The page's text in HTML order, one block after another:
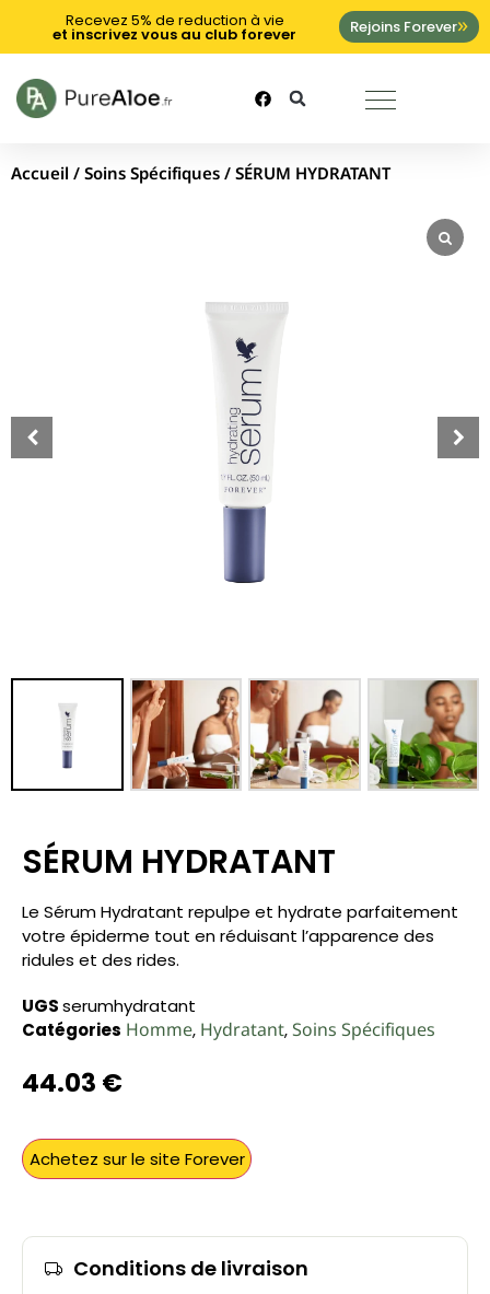
Recevez 5% de reduction à vie
et inscrivez vous au club forever Rejoins Forever
Accueil / Soins Spécifiques / SÉRUM HYDRATANT
SÉRUM HYDRATANT
Le Sérum Hydratant repulpe et hydrate parfaitement
votre épiderme tout en réduisant l’apparence des
ridules et des rides.
UGSserumhydratant
Catégories Homme, Hydratant, Soins Spécifiques
44.03 €
Achetez sur le site Forever
Conditions de livraison